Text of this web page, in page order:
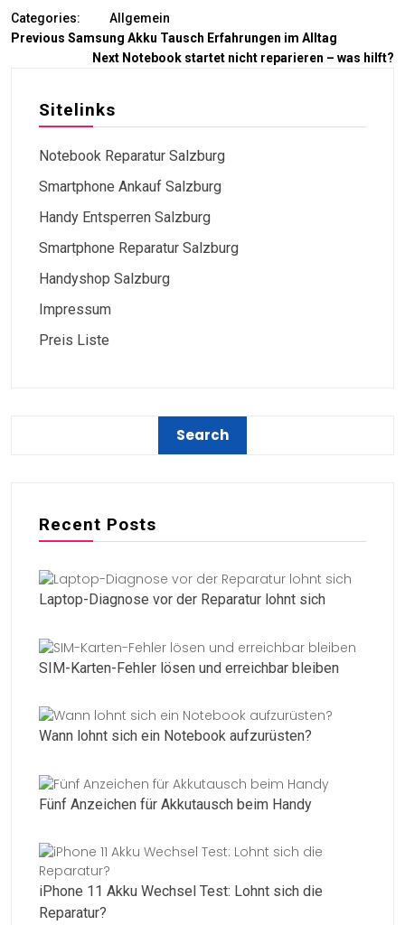
Categories:
Allgemein
Previous Samsung Akku Tausch Erfahrungen im Alltag
Next Notebook startet nicht reparieren – was hilft?
Sitelinks
Notebook Reparatur Salzburg
Smartphone Ankauf Salzburg
Handy Entsperren Salzburg
Smartphone Reparatur Salzburg
Handyshop Salzburg
Impressum
Preis Liste
Recent Posts
Laptop-Diagnose vor der Reparatur lohnt sich
SIM-Karten-Fehler lösen und erreichbar bleiben
Wann lohnt sich ein Notebook aufzurüsten?
Fünf Anzeichen für Akkutausch beim Handy
iPhone 11 Akku Wechsel Test: Lohnt sich die
Reparatur?